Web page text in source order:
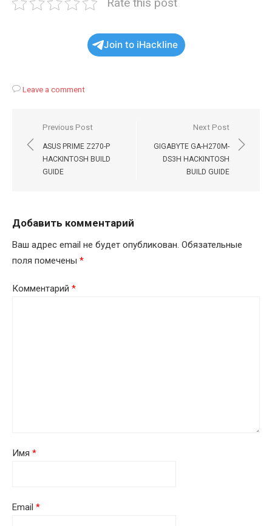
Join to iHackline
Leave a comment
Навигация
по
записям
Previous Post
ASUS PRIME Z270-P
HACKINTOSH BUILD
GUIDE
Next Post
GIGABYTE GA-H270M-
DS3H HACKINTOSH
BUILD GUIDE
Добавить комментарий
Ваш адрес email не будет опубликован. Обязательные
поля помечены *
Комментарий *
Имя *
Email *